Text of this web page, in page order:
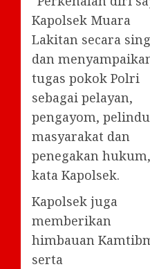
Kapolsek Muara
Lakitan secara
dan
tugas pokok Polri
sebagai pelayan,
pengayom,
masyarakat dan
penegakan
kata Kapolsek.
Kapolsek juga
memberikan
himbauan
serta